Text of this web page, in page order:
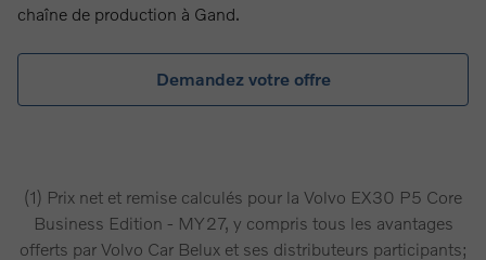
chaîne de production à Gand.
Demandez votre offre
(1) Prix net et remise calculés pour la Volvo EX30 P5 Core
Business Edition - MY27, y compris tous les avantages
offerts par Volvo Car Belux et ses distributeurs participants;